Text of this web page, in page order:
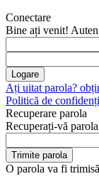
Conectare
Bine ați venit!
Ați uitat parola?
Politică de
Recuperare parola
Recuperați-vă parola
O parola va fi